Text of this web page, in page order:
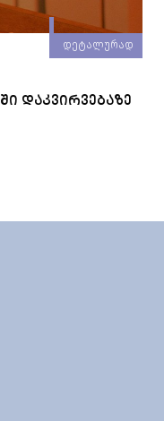
დეტალურად
ᲓᲐᲙᲕᲘᲠᲕᲔᲑᲐᲖᲔ